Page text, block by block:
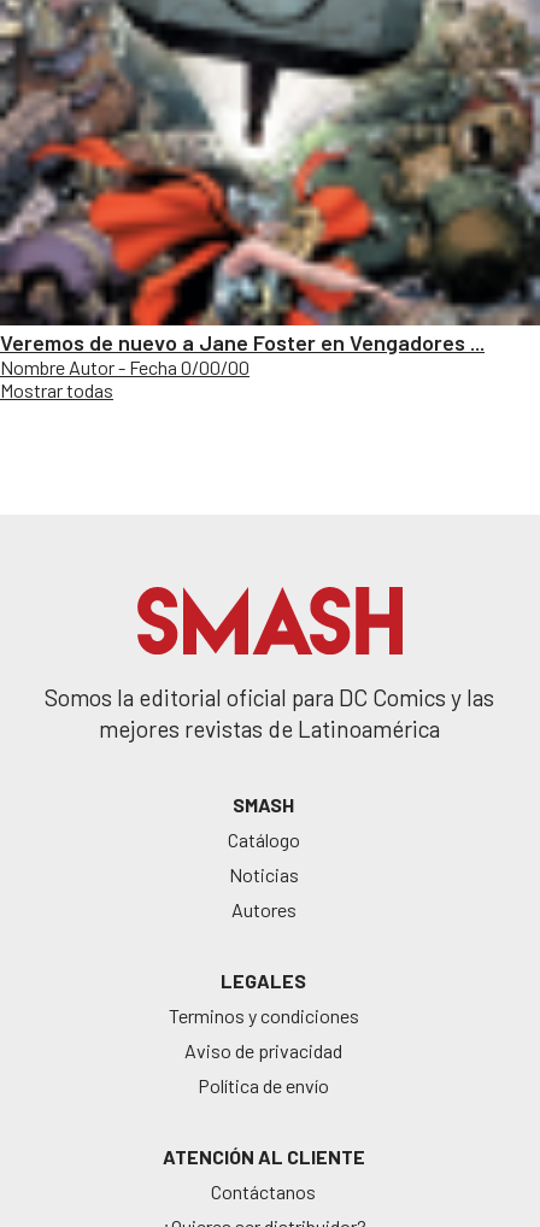
Veremos de nuevo a Jane Foster en Vengadores ...
Nombre Autor - Fecha 0/00/00
Mostrar todas
Somos la editorial oficial para DC Comics y las
mejores revistas de Latinoamérica
SMASH
Catálogo
Noticias
Autores
LEGALES
Terminos y condiciones
Aviso de privacidad
Política de envío
ATENCIÓN AL CLIENTE
Contáctanos